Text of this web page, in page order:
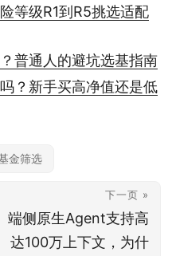
等级R1到R5挑选适配
普通人的避坑选基指南
？新手买高净值还是低
金筛选
下一页 »
端侧原生Agent支持高
达100万上下文，为什